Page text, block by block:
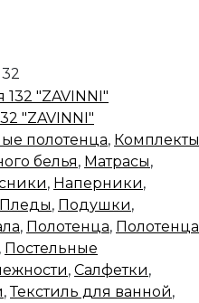
"ZAVINNI"
полотенца, Комплекты
белья, Матрасы,
, Наперники,
Пледы, Подушки,
, Полотенца, Полотенца
, Постельные
, Салфетки,
,Текстиль для ванной,